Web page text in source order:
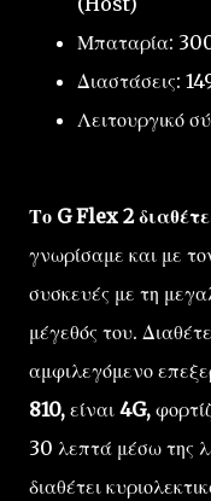
Μπαταρία:
Διαστάσεις:
Λειτουργικό
Το G Flex 2
γνωρίσαμε και με
συσκευές με τη
μέγεθός του.
αμφιλεγόμενο
810, είναι 4G,
30 λεπτά μέσω της
διαθέτει